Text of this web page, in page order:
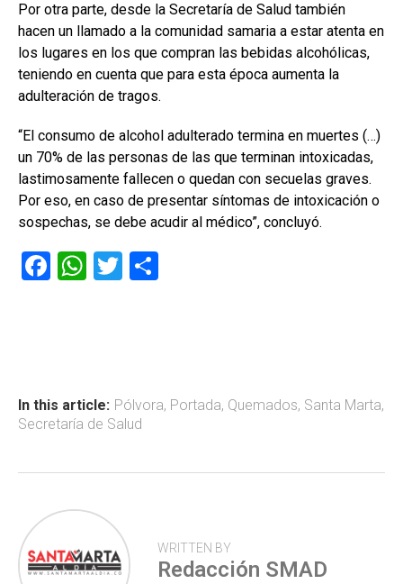
Por otra parte, desde la Secretaría de Salud también
hacen un llamado a la comunidad samaria a estar atenta en
los lugares en los que compran las bebidas alcohólicas,
teniendo en cuenta que para esta época aumenta la
adulteración de tragos.
“El consumo de alcohol adulterado termina en muertes (…)
un 70% de las personas de las que terminan intoxicadas,
lastimosamente fallecen o quedan con secuelas graves.
Por eso, en caso de presentar síntomas de intoxicación o
sospechas, se debe acudir al médico”, concluyó.
F
ok
W
p
p
T
tir
In this article: Pólvora, Portada, Quemados, Santa Marta,
Secretaría de Salud
WRITTEN BY
Redacción SMAD